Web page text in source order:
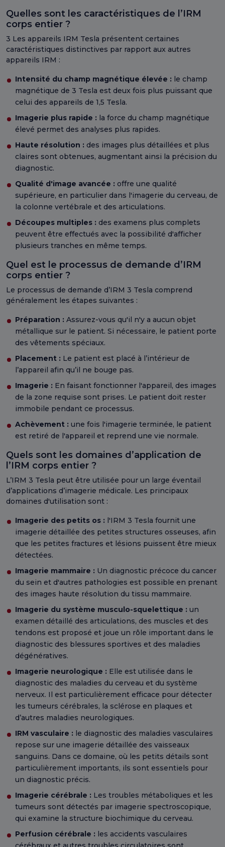
Quelles sont les caractéristiques de l’IRM
corps entier ?
3 Les appareils IRM Tesla présentent certaines
caractéristiques distinctives par rapport aux autres
appareils IRM :
Intensité du champ magnétique élevée : le champ
magnétique de 3 Tesla est deux fois plus puissant que
celui des appareils de 1,5 Tesla.
Imagerie plus rapide : la force du champ magnétique
élevé permet des analyses plus rapides.
Haute résolution : des images plus détaillées et plus
claires sont obtenues, augmentant ainsi la précision du
diagnostic.
Qualité d'image avancée : offre une qualité
supérieure, en particulier dans l'imagerie du cerveau, de
la colonne vertébrale et des articulations.
Découpes multiples : des examens plus complets
peuvent être effectués avec la possibilité d'afficher
plusieurs tranches en même temps.
Quel est le processus de demande d’IRM
corps entier ?
Le processus de demande d’IRM 3 Tesla comprend
généralement les étapes suivantes :
Préparation : Assurez-vous qu'il n'y a aucun objet
métallique sur le patient. Si nécessaire, le patient porte
des vêtements spéciaux.
Placement : Le patient est placé à l’intérieur de
l’appareil afin qu’il ne bouge pas.
Imagerie : En faisant fonctionner l'appareil, des images
de la zone requise sont prises. Le patient doit rester
immobile pendant ce processus.
Achèvement : une fois l'imagerie terminée, le patient
est retiré de l'appareil et reprend une vie normale.
Quels sont les domaines d’application de
l’IRM corps entier ?
L’IRM 3 Tesla peut être utilisée pour un large éventail
d’applications d’imagerie médicale. Les principaux
domaines d'utilisation sont :
Imagerie des petits os : l'IRM 3 Tesla fournit une
imagerie détaillée des petites structures osseuses, afin
que les petites fractures et lésions puissent être mieux
détectées.
Imagerie mammaire : Un diagnostic précoce du cancer
du sein et d'autres pathologies est possible en prenant
des images haute résolution du tissu mammaire.
Imagerie du système musculo-squelettique : un
examen détaillé des articulations, des muscles et des
tendons est proposé et joue un rôle important dans le
diagnostic des blessures sportives et des maladies
dégénératives.
Imagerie neurologique : Elle est utilisée dans le
diagnostic des maladies du cerveau et du système
nerveux. Il est particulièrement efficace pour détecter
les tumeurs cérébrales, la sclérose en plaques et
d’autres maladies neurologiques.
IRM vasculaire : le diagnostic des maladies vasculaires
repose sur une imagerie détaillée des vaisseaux
sanguins. Dans ce domaine, où les petits détails sont
particulièrement importants, ils sont essentiels pour
un diagnostic précis.
Imagerie cérébrale : Les troubles métaboliques et les
tumeurs sont détectés par imagerie spectroscopique,
qui examine la structure biochimique du cerveau.
Perfusion cérébrale : les accidents vasculaires